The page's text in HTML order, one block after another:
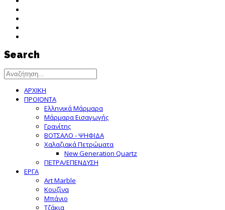
Search
ΑΡΧΙΚΗ
ΠΡΟΪΟΝΤΑ
Ελληνικά Μάρμαρα
Μάρμαρα Εισαγωγής
Γρανίτης
ΒΟΤΣΑΛΟ - ΨΗΦΙΔΑ
Χαλαζιακά Πετρώματα
New Generation Quartz
ΠΕΤΡΑ/ΕΠΕΝΔΥΣΗ
ΕΡΓΑ
Art Marble
Κουζίνα
Μπάνιο
Τζάκια